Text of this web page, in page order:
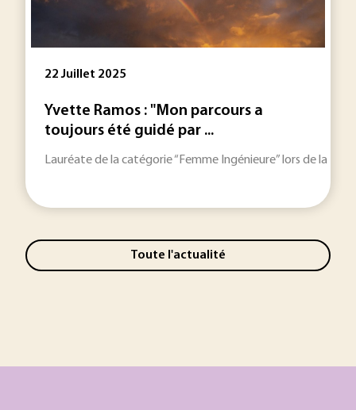
22 Juillet 2025
Yvette Ramos : "Mon parcours a
toujours été guidé par ...
Lauréate de la catégorie “Femme Ingénieure” lors de la
Toute l'actualité